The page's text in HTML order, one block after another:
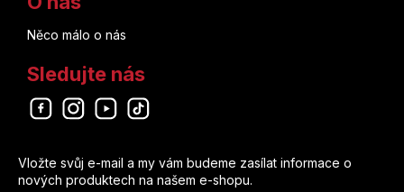
Něco málo o nás
Sledujte nás
Odebírat newsletter
Vložte svůj e-mail a my vám budeme zasílat informace o
nových produktech na našem e-shopu.